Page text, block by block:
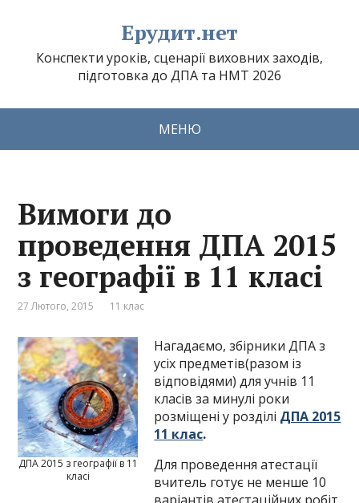
Ерудит.нет
Конспекти уроків, сценарії виховних заходів,
підготовка до ДПА та НМТ 2026
МЕНЮ
Вимоги до
проведення ДПА 2015
з географії в 11 класі
27 Лютого, 2015 11 клас
ДПА 2015 з географії в 11
класі
Нагадаємо, збірники ДПА з
усіх предметів(разом із
відповідями) для учнів 11
класів за минулі роки
розміщені у розділі ДПА 2015
11 клас.
Для проведення атестації
вчитель готує не менше 10